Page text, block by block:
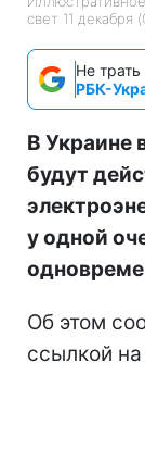
свет 11 декабря
Не
РБК-
В Украине
будут
у одной
Об этом
ссылкой на